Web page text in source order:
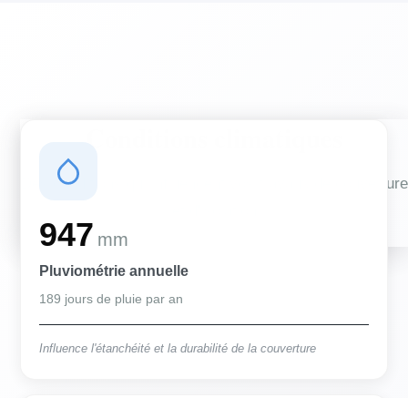
Des conditions qui influencent vos travaux de couverture
947 mm
Pluviométrie annuelle
189 jours de pluie par an
Influence l'étanchéité et la durabilité de la couverture